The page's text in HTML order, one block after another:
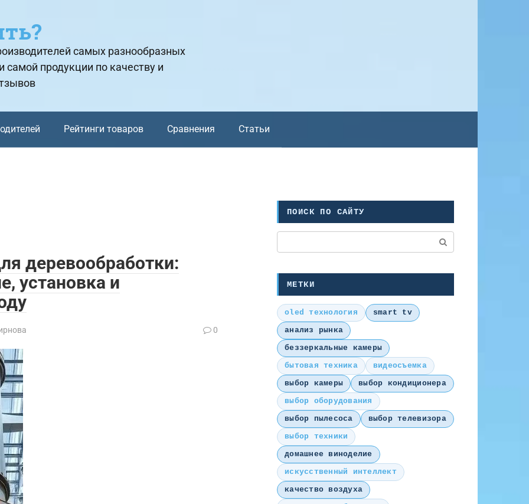
самых разнообразных
самой продукции по качеству и
Рейтинги товаров Сравнения Статьи
деревообработки:
установка и
0
ПОИСК ПО САЙТУ
МЕТКИ
oled технология
smart tv
анализ рынка
беззеркальные камеры
бытовая техника
видеосъемка
выбор камеры
выбор кондиционера
выбор оборудования
выбор пылесоса
выбор телевизора
выбор техники
домашнее виноделие
искусственный интеллект
качество воздуха